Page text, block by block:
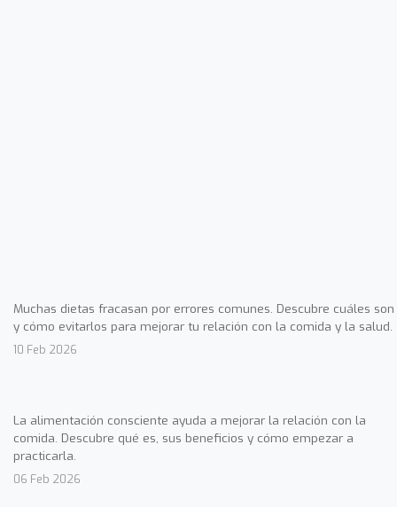
Muchas dietas fracasan por errores comunes. Descubre cuáles son
y cómo evitarlos para mejorar tu relación con la comida y la salud.
10 Feb 2026
La alimentación consciente ayuda a mejorar la relación con la
comida. Descubre qué es, sus beneficios y cómo empezar a
practicarla.
06 Feb 2026